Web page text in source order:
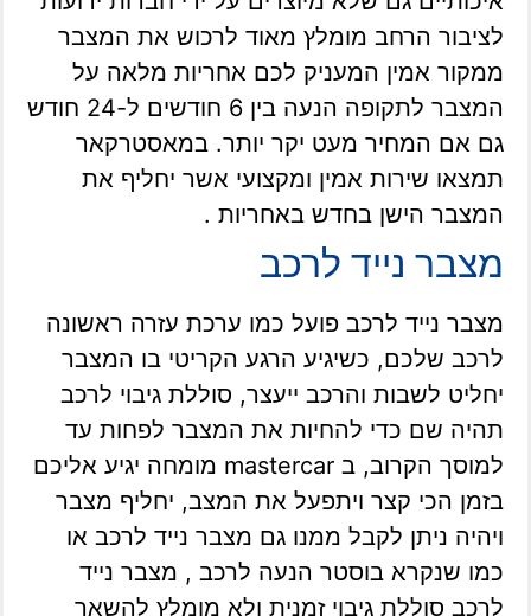
לציבור הרחב מומלץ מאוד לרכוש את המצבר
ממקור אמין המעניק לכם אחריות מלאה על
המצבר לתקופה הנעה בין 6 חודשים ל-24 חודש
גם אם המחיר מעט יקר יותר. במאסטרקאר
תמצאו שירות אמין ומקצועי אשר יחליף את
המצבר הישן בחדש באחריות .
מצבר נייד לרכב
מצבר נייד לרכב פועל כמו ערכת עזרה ראשונה
לרכב שלכם, כשיגיע הרגע הקריטי בו המצבר
יחליט לשבות והרכב ייעצר, סוללת גיבוי לרכב
תהיה שם כדי להחיות את המצבר לפחות עד
למוסך הקרוב, ב mastercar מומחה יגיע אליכם
בזמן הכי קצר ויתפעל את המצב, יחליף מצבר
ויהיה ניתן לקבל ממנו גם מצבר נייד לרכב או
כמו שנקרא בוסטר הנעה לרכב , מצבר נייד
לרכב סוללת גיבוי זמנית ולא מומלץ להשאר